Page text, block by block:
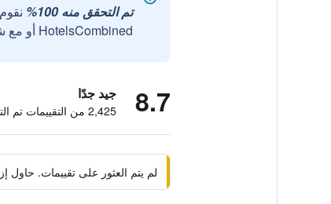
تم التحقق منه 100%
HotelsCombined أو مع شركائنا الخارجيين الموثوقين.
8.7 جيد جدًا
2,425 من التقييمات تم التحقق منها
لم يتم العثور على تقييمات.